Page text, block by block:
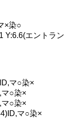
×染○
エントラン
マ○染×
○染×
○染×
マ○染×